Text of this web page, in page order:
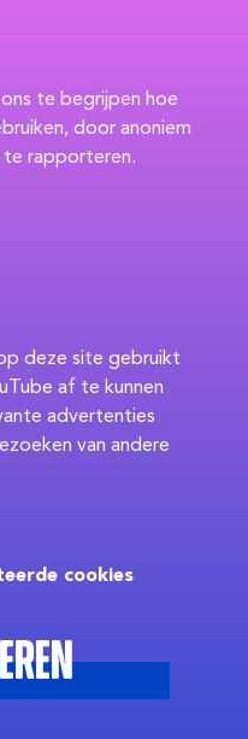
te begrijpen hoe
door anoniem
te rapporteren.
deze site gebruikt
af te kunnen
advertenties
van andere
cookies